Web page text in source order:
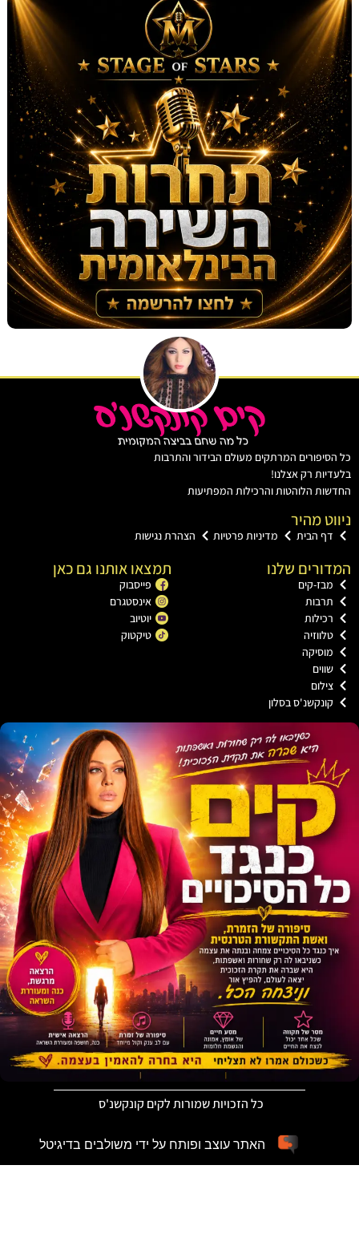
המרתקים מעולם הבידור והתרבות
רק אצלנו!
הלוהטות והרכילות המפתיעות
מהיר
הבית מדיניות פרטיות הצהרת נגישות
שלנו
קים
בסלון
תמצאו אותנו גם כאן
פייסבוק
אינסטגרם
יוטיוב
טיקטוק
כל הזכויות שמורות לקים קונקשנ'ס
האתר עוצב ופותח על ידי משולבים בדיגיטל